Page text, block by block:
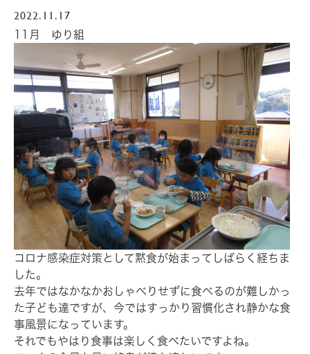
2022.11.17
11月 ゆり組
コロナ感染症対策として黙食が始まってしばらく経ちま
した。
去年ではなかなかおしゃべりせずに食べるのが難しかっ
た子ども達ですが、今ではすっかり習慣化され静かな食
事風景になっています。
それでもやはり食事は楽しく食べたいですよね。